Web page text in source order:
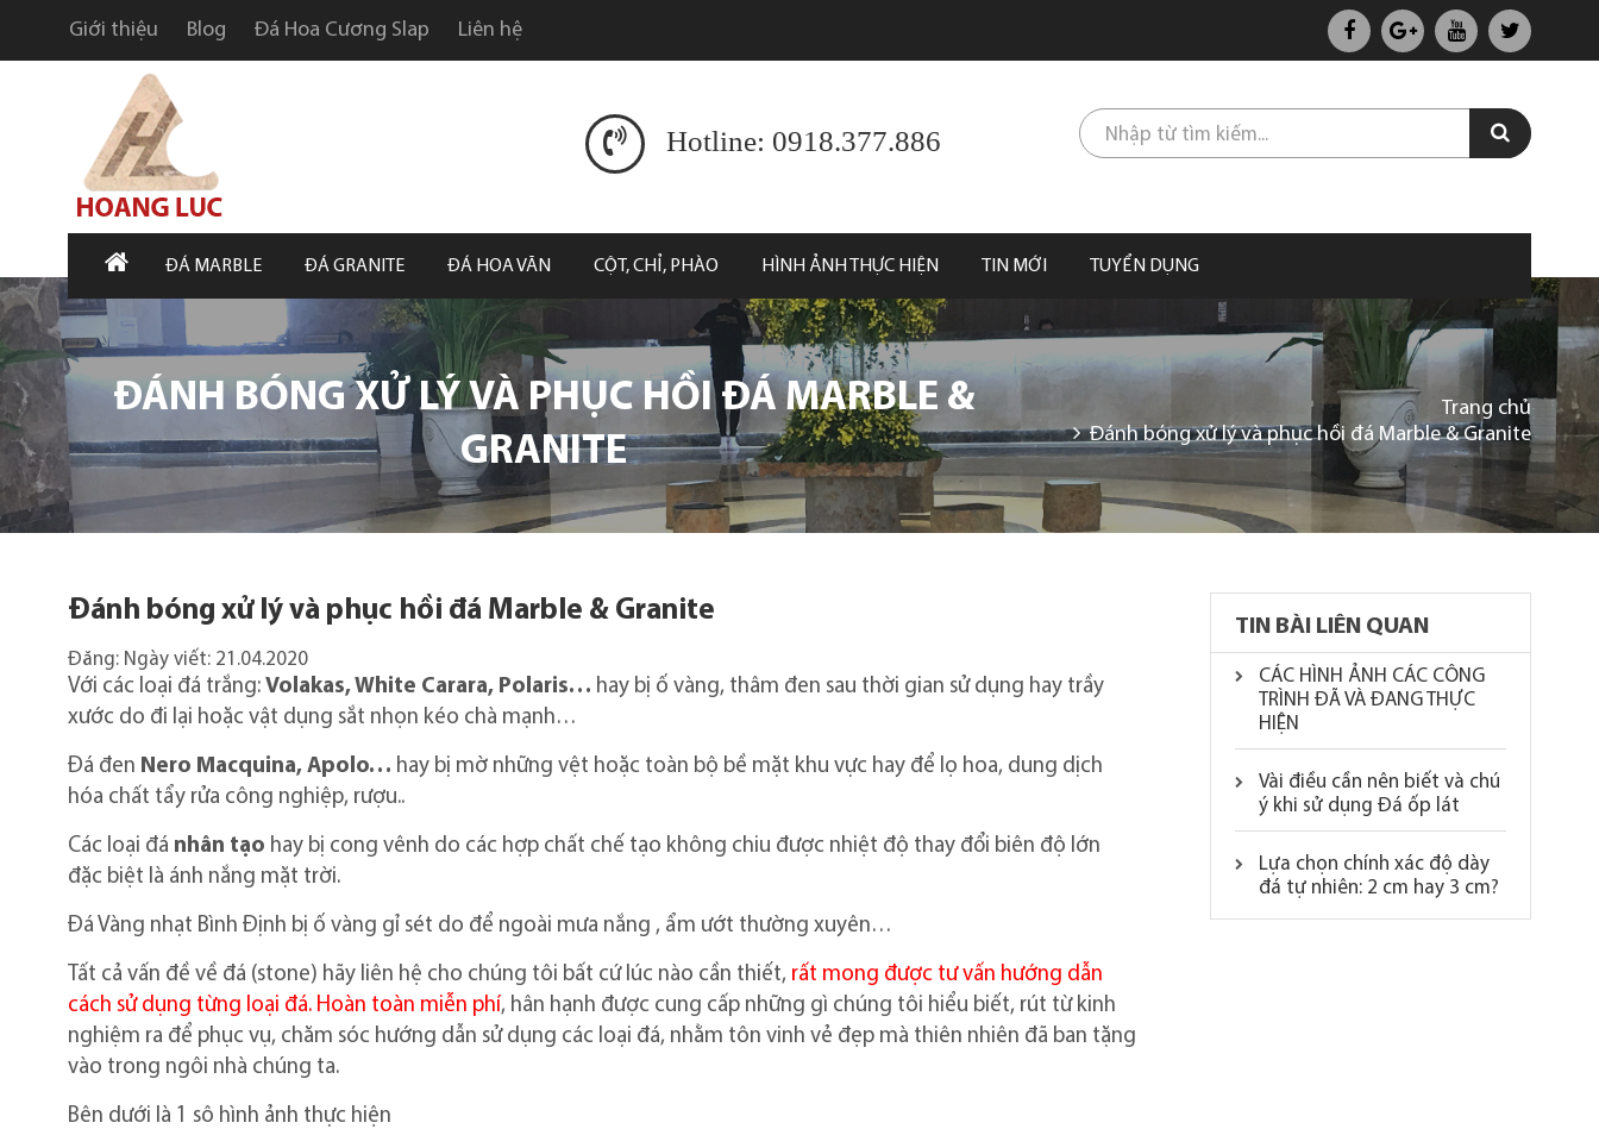
Giới thiệu Blog Đá Hoa Cương Slap Liên hệ
Hotline: 0918.377.886
ĐÁ MARBLE ĐÁ GRANITE ĐÁ HOA VĂN CỘT, CHỈ, PHÀO HÌNH ẢNH THỰC HIỆN TIN MỚI TUYỂN DỤNG
ĐÁNH BÓNG XỬ LÝ VÀ PHỤC HỒI ĐÁ MARBLE &
GRANITE
Trang chủ
Đánh bóng xử lý và phục hồi đá Marble & Granite
Đánh bóng xử lý và phục hồi đá Marble & Granite
Đăng: Ngày viết: 21.04.2020
Với các loại đá trắng: Volakas, White Carara, Polaris… hay bị ố vàng, thâm đen sau thời gian sử dụng hay trầy
xước do đi lại hoặc vật dụng sắt nhọn kéo chà mạnh…
Đá đen Nero Macquina, Apolo… hay bị mờ những vệt hoặc toàn bộ bề mặt khu vực hay để lọ hoa, dung dịch
hóa chất tẩy rửa công nghiệp, rượu..
Các loại đá nhân tạo hay bị cong vênh do các hợp chất chế tạo không chiu được nhiệt độ thay đổi biên độ lớn
đặc biệt là ánh nắng mặt trời.
Đá Vàng nhạt Bình Định bị ố vàng gỉ sét do để ngoài mưa nắng , ẩm ướt thường xuyên…
Tất cả vấn đề về đá (stone) hãy liên hệ cho chúng tôi bất cứ lúc nào cần thiết, rất mong được tư vấn hướng dẫn
cách sử dụng từng loại đá. Hoàn toàn miễn phí, hân hạnh được cung cấp những gì chúng tôi hiểu biết, rút từ kinh
nghiệm ra để phục vụ, chăm sóc hướng dẫn sử dụng các loại đá, nhằm tôn vinh vẻ đẹp mà thiên nhiên đã ban tặng
vào trong ngôi nhà chúng ta.
Bên dưới là 1 sô hình ảnh thực hiện
TIN BÀI LIÊN QUAN
CÁC HÌNH ẢNH CÁC CÔNG
TRÌNH ĐÃ VÀ ĐANG THỰC
HIỆN
Vài điều cần nên biết và chú
ý khi sử dụng Đá ốp lát
Lựa chọn chính xác độ dày
đá tự nhiên: 2 cm hay 3 cm?